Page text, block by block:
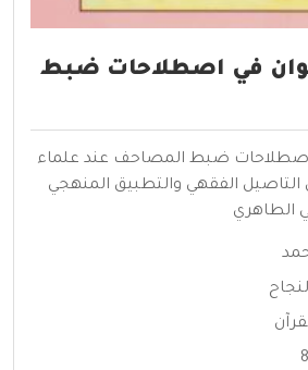
في اصطلاحات ضبط
اصطلاحات ضبط المصاحف عند علماء
التاصيل الفقهي والتطبيق المنهجي
الطاهري